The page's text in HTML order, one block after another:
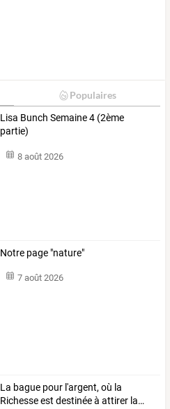
Populaires
Lisa Bunch Semaine 4 (2ème
partie)
8 août 2026
Notre page "nature"
7 août 2026
La bague pour l'argent, où la
Richesseest destinéeà attirer la…